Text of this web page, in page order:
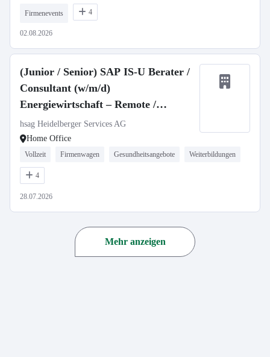
Firmenevents 4
02.08.2026
(Junior / Senior) SAP IS-U Berater /
Consultant (w/m/d)
Energiewirtschaft – Remote /
Deutschland / Neuseeland
hsag Heidelberger Services AG
Home Office
Vollzeit Firmenwagen Gesundheitsangebote Weiterbildungen
4
28.07.2026
Mehr anzeigen